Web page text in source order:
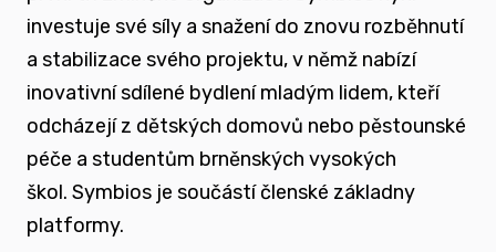
nést a podporovat sílu hlasu těch, kteří
vyrůstali mimo své biologické rodiny
rozvíjet dialog a vést kontruktivní debaty
spojené se změnou systému péče o
podporovat vzdělání a osvětu nejen u
investuje své síly a snažení do znovu rozběhnutí
a stabilizace svého projektu, v němž nabízí
inovativní sdílené bydlení mladým lidem, kteří
odcházejí z dětských domovů nebo pěstounské
péče a studentům brněnských vysokých
škol. Symbios je součástí členské základny
platformy.